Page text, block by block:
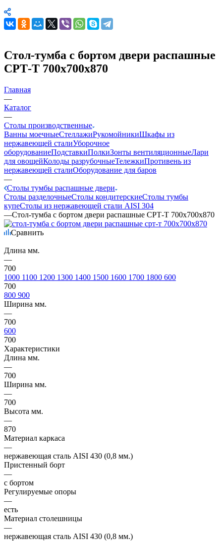
Стол-тумба с бортом двери распашные
СРТ-Т 700х700х870
Главная
—
Каталог
—
Столы производственные
Ванны моечныеСтеллажиРукомойникиШкафы из
нержавеющей сталиУборочное
оборудованиеПодставкиПолкиЗонты вентиляционныеЛари
для овощейКолоды разрубочныеТележкиПротивень из
нержавеющей сталиОборудование для баров
—
Столы тумбы распашные двери
Столы разделочныеСтолы кондитерскиеСтолы тумбы
купеСтолы из нержавеющей стали AISI 304
—Стол-тумба с бортом двери распашные СРТ-Т 700х700х870
Сравнить
Длина мм.
—
700
1000 1100 1200 1300 1400 1500 1600 1700 1800 600
700
800 900
Ширина мм.
—
700
600
700
Характеристики
Длина мм.
—
700
Ширина мм.
—
700
Высота мм.
—
870
Материал каркаса
—
нержавеющая сталь AISI 430 (0,8 мм.)
Пристенный борт
—
с бортом
Регулируемые опоры
—
есть
Материал столешницы
—
нержавеющая сталь AISI 430 (0,8 мм.)